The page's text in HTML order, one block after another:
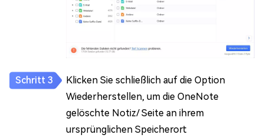
Klicken Sie schließlich auf die Option
Wiederherstellen, um die OneNote
gelöschte Notiz/ Seite an ihrem
ursprünglichen Speicherort